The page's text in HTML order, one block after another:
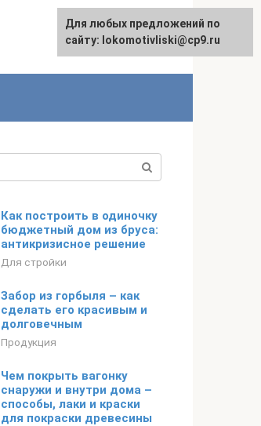
English
Как построить в одиночку
бюджетный дом из бруса:
антикризисное решение
Для стройки
Забор из горбыля – как
сделать его красивым и
долговечным
Продукция
Чем покрыть вагонку
снаружи и внутри дома –
способы, лаки и краски
для покраски древесины
Для любых предложений по
сайту: lokomotivliski@cp9.ru